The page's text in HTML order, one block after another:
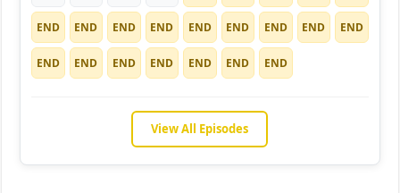
END END END END END END END END END
END END END END END END END
View All Episodes